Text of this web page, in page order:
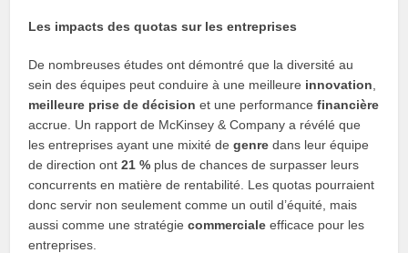
Les impacts des quotas sur les entreprises
De nombreuses études ont démontré que la diversité au
sein des équipes peut conduire à une meilleure innovation
meilleure prise de décision et une performancefinancière
accrue. Un rapport de McKinsey & Company a révélé que
les entreprises ayant une mixité degenre dans leur équipe
de direction ont21 % plus de chances de surpasser leurs
concurrents en matière de rentabilité. Les quotas pourraient
donc servir non seulement comme un outil d’équité, mais
aussi comme une stratégiecommerciale efficace pour les
entreprises.